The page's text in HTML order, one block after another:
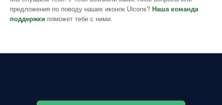
предложения по поводу наших иконок Uicons? Наша команда
поддержки поможет тебе с ними.